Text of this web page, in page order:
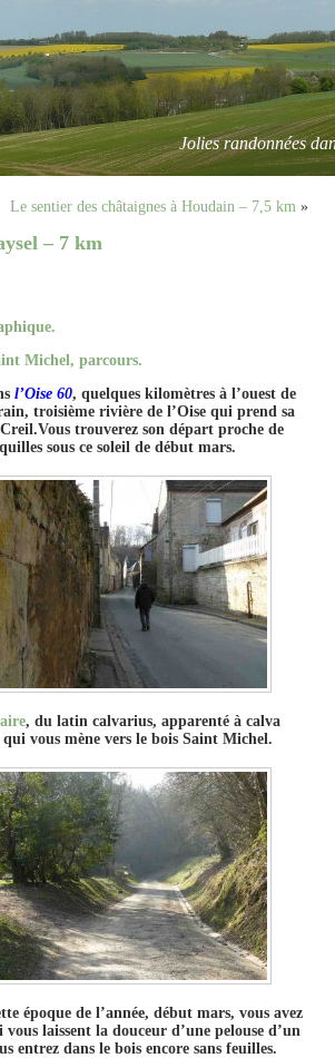
Jolies randonnées
Le sentier des châtaignes à Houdain – 7,5 km »
– 7 km
Michel, parcours.
l’Oise 60, quelques kilomètres à l’ouest de
troisième rivière de l’Oise qui prend sa
trouverez son départ proche de
sous ce soleil de début mars.
, du latin calvarius, apparenté à calva
vous mène vers le bois Saint Michel.
époque de l’année, début mars, vous avez
laissent la douceur d’une pelouse d’un
entrez dans le bois encore sans feuilles.